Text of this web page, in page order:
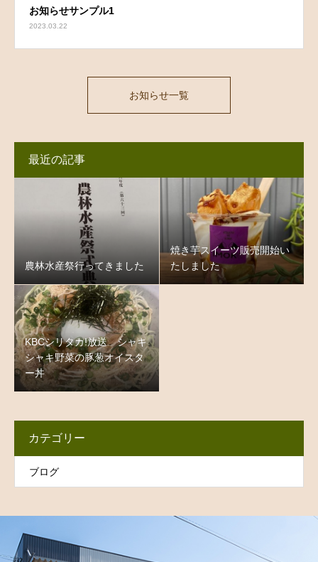
お知らせサンプル1
2023.03.22
お知らせ一覧
最近の記事
農林水産祭行ってきました
焼き芋スイーツ販売開始い
たしました
KBCシリタカ!放送 シャキ
シャキ野菜の豚葱オイスタ
ー丼
カテゴリー
ブログ